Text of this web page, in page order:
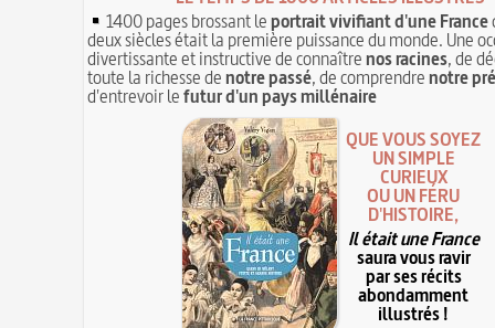
1400 pages brossant leportrait vivifiant d'une France
deux siècles était la première puissance du monde. Une
divertissante et instructive de connaîtrenos racines, de
toute la richesse denotre passé, de comprendrenotre
d'entrevoir lefutur d'un pays millénaire
QUE VOUS SOYEZ
UN SIMPLE
CURIEUX
OU UN FÉRU
D'HISTOIRE,
Il était une France
saura vous ravir
par ses récits
abondamment
illustrés !